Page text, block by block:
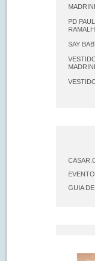
PD
SAY
GUIA